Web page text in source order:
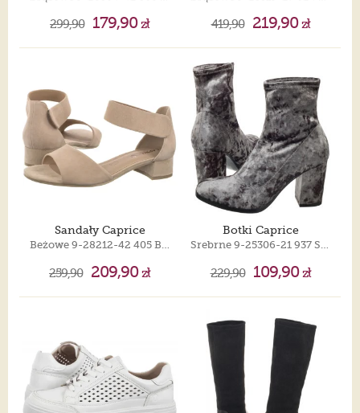
299,90 179,90zł 419,90 219,90zł
Sandały Caprice
Beżowe 9-28212-42 405 Beige Suede
259,90 209,90zł
Botki Caprice
Srebrne 9-25306-21 937 Silver Velvet
229,90 109,90zł